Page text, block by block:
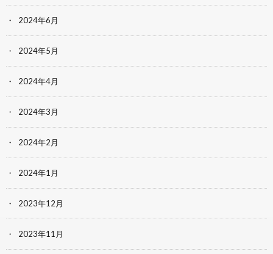
2024年6月
2024年5月
2024年4月
2024年3月
2024年2月
2024年1月
2023年12月
2023年11月